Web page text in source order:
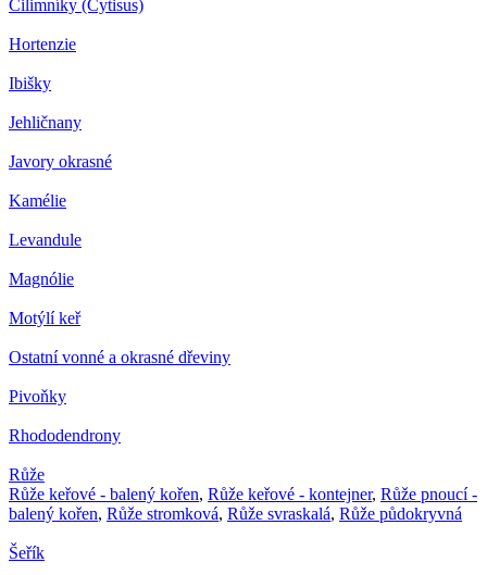
Čilimníky (Cytisus)
Hortenzie
Ibišky
Jehličnany
Javory okrasné
Kamélie
Levandule
Magnólie
Motýlí keř
Ostatní vonné a okrasné dřeviny
Pivoňky
Rhododendrony
Růže
Růže keřové - balený kořen, Růže keřové - kontejner, Růže pnoucí -
balený kořen, Růže stromková, Růže svraskalá, Růže půdokryvná
Šeřík